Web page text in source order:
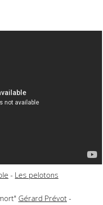
- Les pelotons
Gérard Prévot -